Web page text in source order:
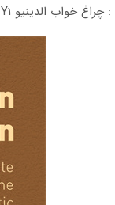
: چراغ خواب الدینیو Y1 آخرین تنظیمات نور شما را به خاطر می‌سپارد و پس از هر بار روشن شدن، به همان حالت بازمی‌گردد.